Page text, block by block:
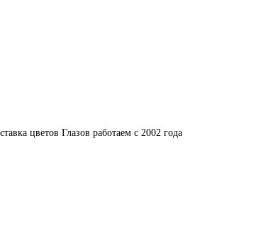
цветов Глазов работаем с 2002 года